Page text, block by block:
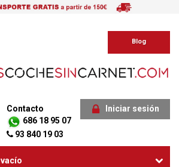
Blog
Iniciar sesión
Contacto
686 18 95 07
93 840 19 03
vacío